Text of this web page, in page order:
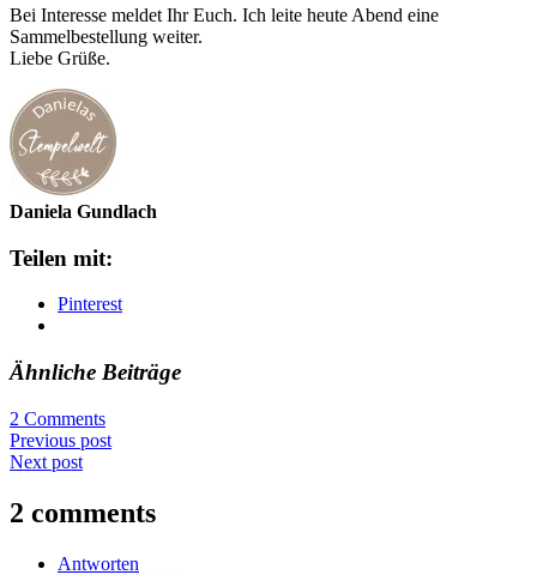
Bei Interesse meldet Ihr Euch. Ich leite heute Abend eine
Sammelbestellung weiter.
Liebe Grüße.
Daniela Gundlach
Teilen mit:
Pinterest
Ähnliche Beiträge
2 Comments
Previous post
Next post
2 comments
Antworten